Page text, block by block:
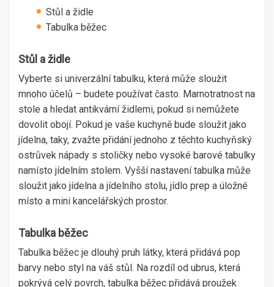
Stůl a židle
Tabulka běžec
Stůl a židle
Vyberte si univerzální tabulku, která může sloužit
mnoho účelů – budete používat často. Marnotratnost na
stole a hledat antikvární židlemi, pokud si nemůžete
dovolit obojí. Pokud je vaše kuchyně bude sloužit jako
jídelna, taky, zvažte přidání jednoho z těchto kuchyňský
ostrůvek nápady s stoličky nebo vysoké barové tabulky
namísto jídelním stolem. Vyšší nastavení tabulka může
sloužit jako jídelna a jídelního stolu, jídlo prep a úložné
místo a mini kancelářských prostor.
Tabulka běžec
Tabulka běžec je dlouhý pruh látky, která přidává pop
barvy nebo styl na váš stůl. Na rozdíl od ubrus, která
pokrývá celý povrch, tabulka běžec přidává proužek